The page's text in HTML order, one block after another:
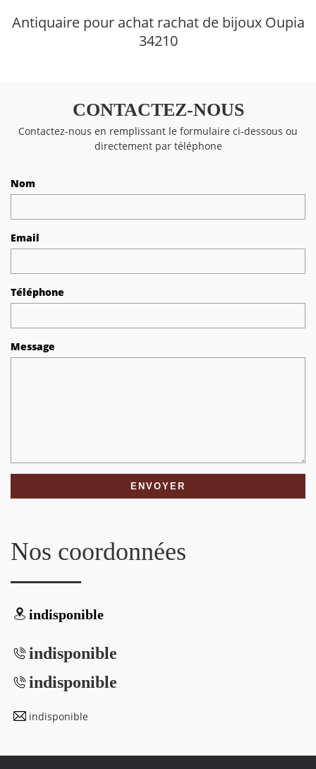
Antiquaire pour achat rachat de bijoux Oupia
34210
CONTACTEZ-NOUS
Contactez-nous en remplissant le formulaire ci-dessous ou
directement par téléphone
Nom
Email
Téléphone
Message
Nos coordonnées
indisponible
indisponible
indisponible
indisponible